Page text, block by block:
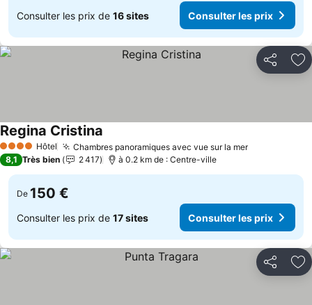
Consulter les prix de 16 sites Consulter les prix
Partager
4 Étoiles Hôtel Chambres panoramiques avec vue sur la mer
Regina Cristina
8,1 Très bien 2 417 à 0.2 km de : Centre-ville
De 150 €
Consulter les prix de 17 sites Consulter les prix
Partager